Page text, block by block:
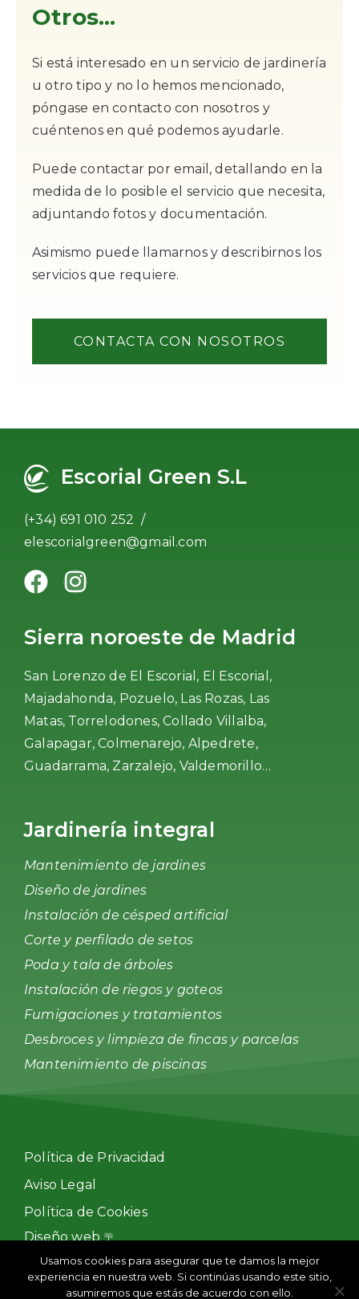
Otros...
Si está interesado en un servicio de jardinería
u otro tipo y no lo hemos mencionado,
póngase en contacto con nosotros y
cuéntenos en qué podemos ayudarle.
Puede contactar por email, detallando en la
medida de lo posible el servicio que necesita,
adjuntando fotos y documentación.
Asimismo puede llamarnos y describirnos los
servicios que requiere.
CONTACTA CON NOSOTROS
Escorial Green S.L
(+34) 691 010 252 /
elescorialgreen@gmail.com
Sierra noroeste de Madrid
San Lorenzo de El Escorial, El Escorial,
Majadahonda, Pozuelo, Las Rozas, Las
Matas, Torrelodones, Collado Villalba,
Galapagar, Colmenarejo, Alpedrete,
Guadarrama, Zarzalejo, Valdemorillo…
Jardinería integral
Mantenimiento de jardines
Diseño de jardines
Instalación de césped artificial
Corte y perfilado de setos
Poda y tala de árboles
Instalación de riegos y goteos
Fumigaciones y tratamientos
Desbroces y limpieza de fincas y parcelas
Mantenimiento de piscinas
Política de Privacidad
Aviso Legal
Política de Cookies
Diseño web
2026 Escorial Green S. L.
Usamos cookies para asegurar que te damos la mejor
experiencia en nuestra web. Si continúas usando este sitio,
asumiremos que estás de acuerdo con ello.